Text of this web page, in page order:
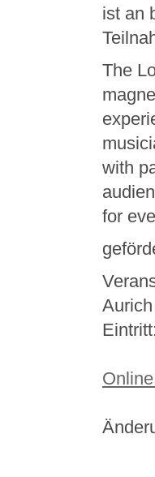
ist an
The
with
for
Aurich